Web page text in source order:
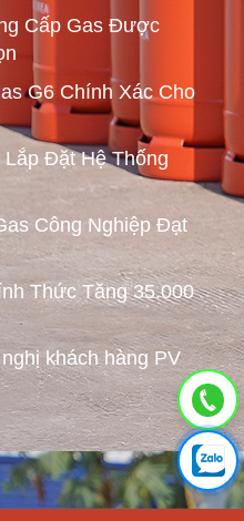
Cấp Gas Được
G6 Chính Xác Cho
Đặt Hệ Thống
Công Nghiệp Đạt
Thức Tăng 35.000
khách hàng PV